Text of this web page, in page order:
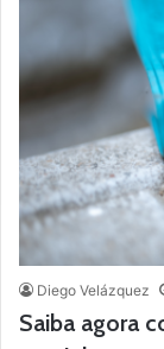
Diego Velázquez
Saiba agora